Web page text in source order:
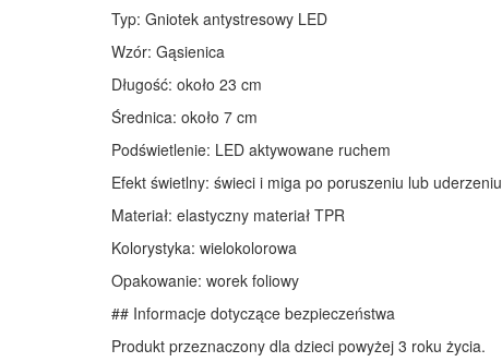
Typ: Gniotek antystresowy LED
Wzór: Gąsienica
Długość: około 23 cm
Średnica: około 7 cm
Podświetlenie: LED aktywowane ruchem
Efekt świetlny: świeci i miga po poruszeniu lub uderzeniu
Materiał: elastyczny materiał TPR
Kolorystyka: wielokolorowa
Opakowanie: worek foliowy
## Informacje dotyczące bezpieczeństwa
Produkt przeznaczony dla dzieci powyżej 3 roku życia.